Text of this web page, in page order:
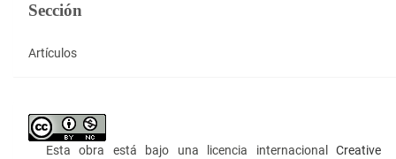
Sección
Artículos
Esta obra está bajo una licencia internacional Creative